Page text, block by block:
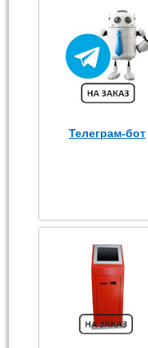
Телеграм-бот